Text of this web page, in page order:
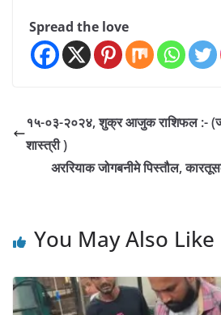
Spread the love
१५-०३-२०२४, शुक्र आजुक राशिफल :-
शास्त्री )
अररियाक जोगबनीमे पिस्तौल,
You May Also Like